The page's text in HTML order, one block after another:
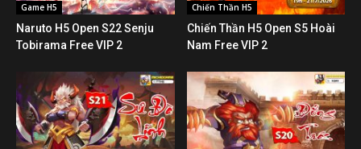
Game H5
Naruto H5 Open S22 Senju
Tobirama Free VIP 2
Chiến Thần H5
Chiến Thần H5 Open S5 Hoài
Nam Free VIP 2